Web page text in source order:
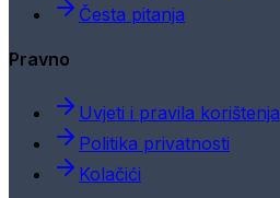
Česta pitanja
Pravno
Uvjeti i pravila korištenja
Politika privatnosti
Kolačići